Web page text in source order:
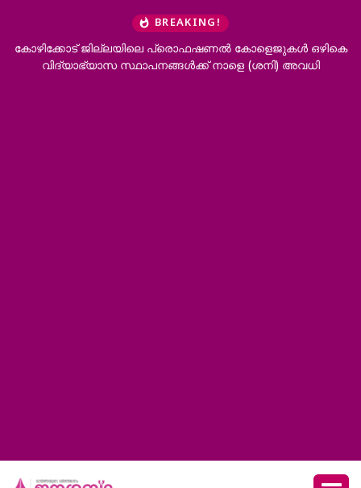
BREAKING!
ജില്ലയിലെ പ്രൊഫഷണൽ കോളെജുകൾ ഒഴികെ
സ്ഥാപനങ്ങൾക്ക് നാളെ (ശനി) അവധി